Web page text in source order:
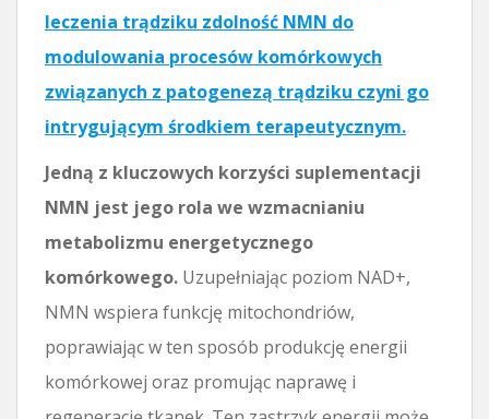
leczenia trądziku zdolność NMN do
modulowania procesów komórkowych
związanych z patogenezą trądziku czyni go
intrygującym środkiem terapeutycznym.
Jedną z kluczowych korzyści suplementacji
NMN jest jego rola we wzmacnianiu
metabolizmu energetycznego
komórkowego. Uzupełniając poziom NAD+,
NMN wspiera funkcję mitochondriów,
poprawiając w ten sposób produkcję energii
komórkowej oraz promując naprawę i